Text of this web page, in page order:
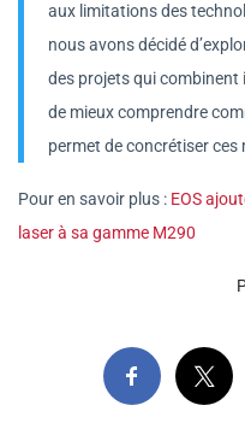
aux limitations des
nous avons décidé
des projets qui combinent
de mieux comprendre
permet de concrétiser ces
Pour en savoir plus : EOS
laser à sa gamme M290